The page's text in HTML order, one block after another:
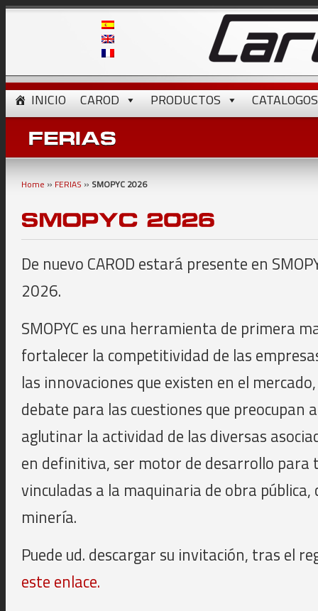
INICIO CAROD PRODUCTOS CATALOGOS
Home » FERIAS » SMOPYC 2026
De nuevo CAROD estará presente en
2026.
SMOPYC es una herramienta de primera
fortalecer la competitividad de las
las innovaciones que existen en el
debate para las cuestiones que preocupan
aglutinar la actividad de las diversas
en definitiva, ser motor de desarrollo para
vinculadas a la maquinaria de obra pública,
minería.
Puede ud. descargar su invitación, tras el
este enlace.